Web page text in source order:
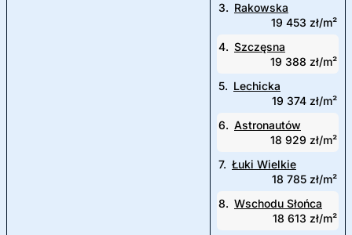
3. Rakowska
19 453 zł/m²
4. Szczęsna
19 388 zł/m²
5. Lechicka
19 374 zł/m²
6. Astronautów
18 929 zł/m²
7. Łuki Wielkie
18 785 zł/m²
8. Wschodu Słońca
18 613 zł/m²